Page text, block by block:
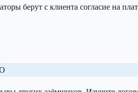
берут с клиента согласие на